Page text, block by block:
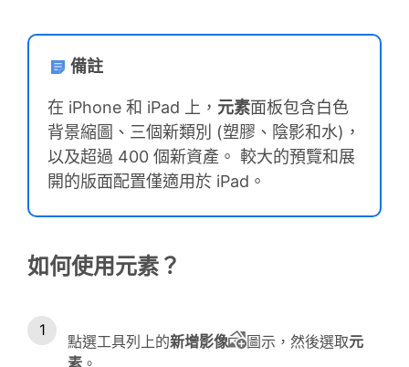
備註
在 iPhone 和 iPad 上， 元素面板包含白色
背景縮圖、三個新類別 (塑膠、陰影和水)，
以及超過 400 個新資產。 較大的預覽和展
開的版面配置僅適用於 iPad。
如何使用元素？
點選工具列上的新增影像 圖示，然後選取元
素 。